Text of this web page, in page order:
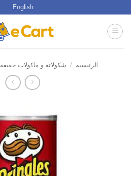
English
الرئيسية / شكولاتة و ماكولات خفيفة